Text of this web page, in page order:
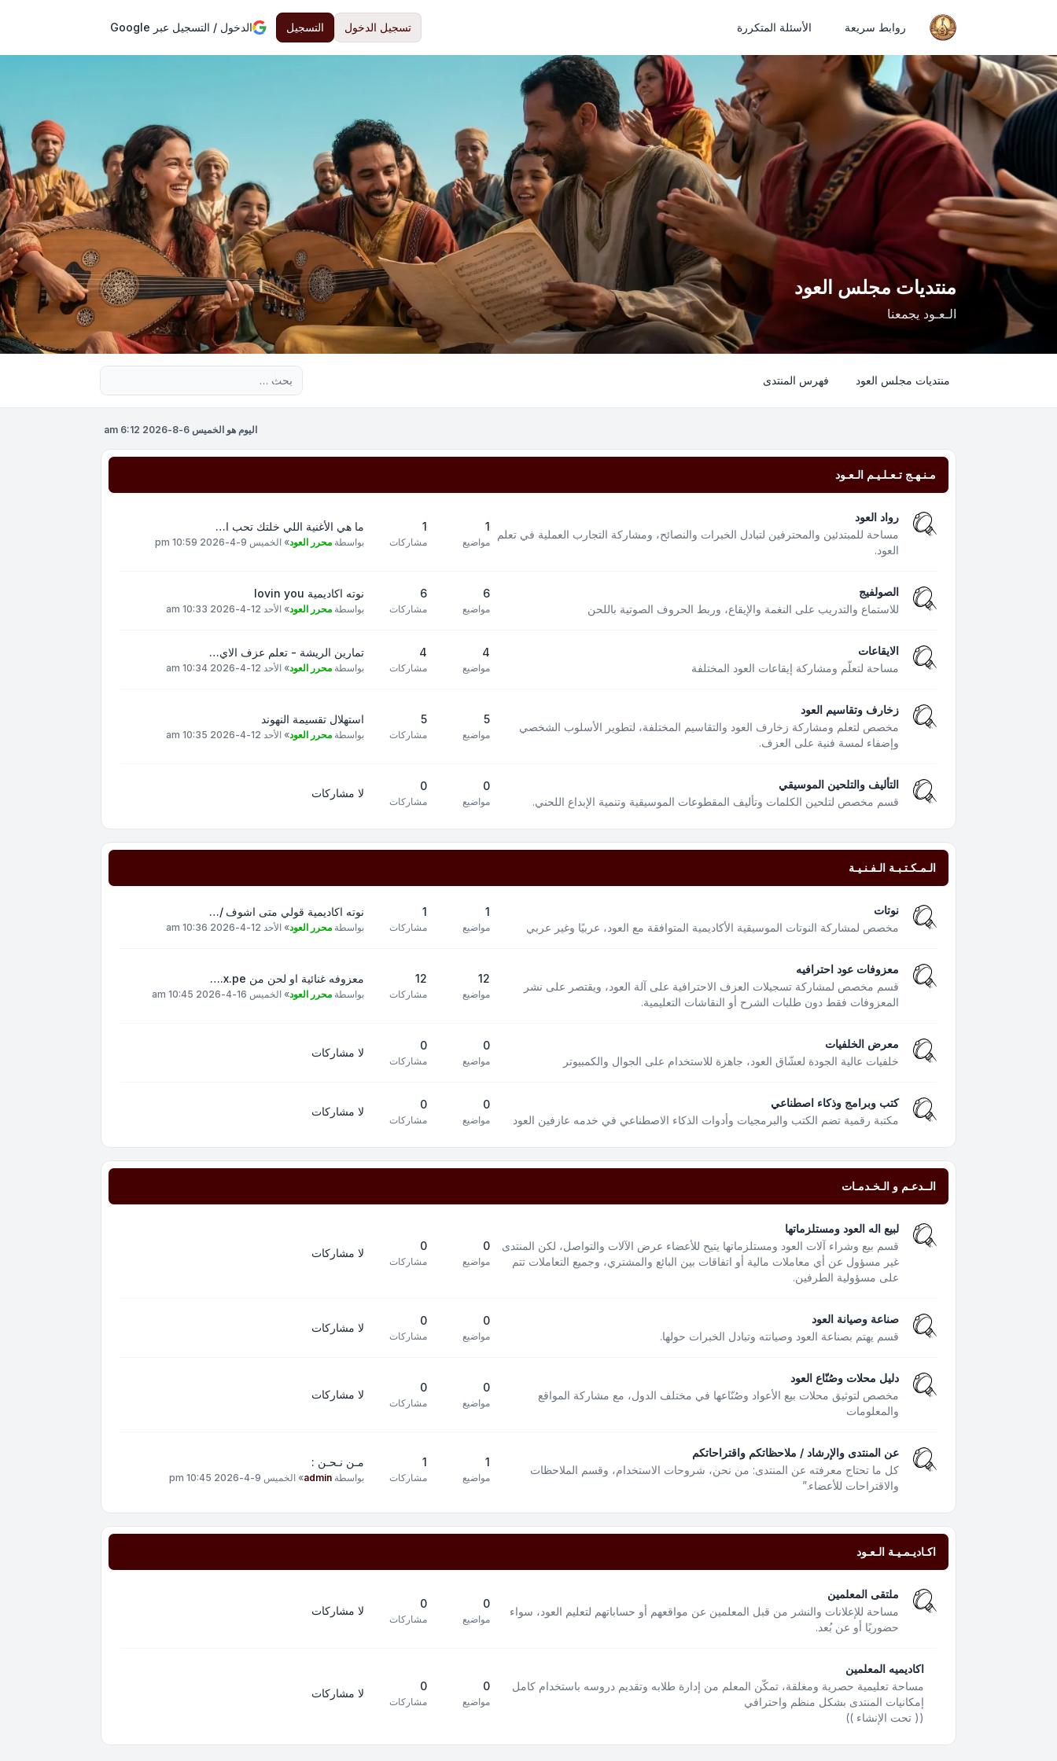
روابط سريعة الأسئلة المتكررة تسجيل الدخول التسجيل الدخول / التسجيل عبر Google
منتديات مجلس العود
الـعـود يجمعنا
منتديات مجلس العود فهرس المنتدى
اليوم هو الخميس 6-8-2026 6:12 am
مـنـهـج تـعـلـيـم الـعـود
رواد العود
مساحة للمبتدئين والمحترفين لتبادل الخبرات والنصائح، ومشاركة التجارب العملية في تعلم
العود.
1
مواضيع
1
مشاركات
ما هي الأغنية اللي خلتك تحب ا…
بواسطة محرر العود» الخميس 9-4-2026 10:59 pm
الصولفيج
للاستماع والتدريب على النغمة والإيقاع، وربط الحروف الصوتية باللحن
6
مواضيع
6
مشاركات
نوته اكاديمية lovin you
بواسطة محرر العود» الأحد 12-4-2026 10:33 am
الايقاعات
مساحة لتعلّم ومشاركة إيقاعات العود المختلفة
4
مواضيع
4
مشاركات
تمارين الريشة - تعلم عزف الاي…
بواسطة محرر العود» الأحد 12-4-2026 10:34 am
زخارف وتقاسيم العود
مخصص لتعلم ومشاركة زخارف العود والتقاسيم المختلفة، لتطوير الأسلوب الشخصي
وإضفاء لمسة فنية على العزف.
5
مواضيع
5
مشاركات
استهلال تقسيمة النهوند
بواسطة محرر العود» الأحد 12-4-2026 10:35 am
التأليف والتلحين الموسيقي
قسم مخصص لتلحين الكلمات وتأليف المقطوعات الموسيقية وتنمية الإبداع اللحني.
0
مواضيع
0
مشاركات
لا مشاركات
الـمـكـتـبـة الـفـنـيـة
نوتات
مخصص لمشاركة النوتات الموسيقية الأكاديمية المتوافقة مع العود، عربيًا وغير عربي
1
مواضيع
1
مشاركات
نوته اكاديمية قولي متى اشوف /…
بواسطة محرر العود» الأحد 12-4-2026 10:36 am
معزوفات عود احترافيه
قسم مخصص لمشاركة تسجيلات العزف الاحترافية على آلة العود، ويقتصر على نشر
المعزوفات فقط دون طلبات الشرح أو النقاشات التعليمية.
12
مواضيع
12
مشاركات
معزوفه غنائية او لحن من x.pe.…
بواسطة محرر العود» الخميس 16-4-2026 10:45 am
معرض الخلفيات
خلفيات عالية الجودة لعشّاق العود، جاهزة للاستخدام على الجوال والكمبيوتر
0
مواضيع
0
مشاركات
لا مشاركات
كتب وبرامج وذكاء اصطناعي
مكتبة رقمية تضم الكتب والبرمجيات وأدوات الذكاء الاصطناعي في خدمه عازفين العود
0
مواضيع
0
مشاركات
لا مشاركات
الــدعـم و الـخـدمـات
لبيع اله العود ومستلزماتها
قسم بيع وشراء آلات العود ومستلزماتها يتيح للأعضاء عرض الآلات والتواصل، لكن المنتدى
غير مسؤول عن أي معاملات مالية أو اتفاقات بين البائع والمشتري، وجميع التعاملات تتم
على مسؤولية الطرفين.
0
مواضيع
0
مشاركات
لا مشاركات
صناعة وصيانة العود
قسم يهتم بصناعة العود وصيانته وتبادل الخبرات حولها.
0
مواضيع
0
مشاركات
لا مشاركات
دليل محلات وصُنّاع العود
مخصص لتوثيق محلات بيع الأعواد وصُنّاعها في مختلف الدول، مع مشاركة المواقع
والمعلومات
0
مواضيع
0
مشاركات
لا مشاركات
عن المنتدى والإرشاد / ملاحظاتكم واقتراحاتكم
كل ما تحتاج معرفته عن المنتدى: من نحن، شروحات الاستخدام، وقسم الملاحظات
والاقتراحات للأعضاء.”
1
مواضيع
1
مشاركات
مـن نـحـن :
بواسطة admin
» الخميس 9-4-2026 10:45 pm
اكـاديـمـيـة الـعـود
ملتقى المعلمين
مساحة للإعلانات والنشر من قبل المعلمين عن مواقعهم أو حساباتهم لتعليم العود، سواء
حضوريًا أو عن بُعد.
0
مواضيع
0
مشاركات
لا مشاركات
اكاديميه المعلمين
مساحة تعليمية حصرية ومغلقة، تمكّن المعلم من إدارة طلابه وتقديم دروسه باستخدام كامل
إمكانيات المنتدى بشكل منظم واحترافي
(( تحت الإنشاء ))
0
مواضيع
0
مشاركات
لا مشاركات